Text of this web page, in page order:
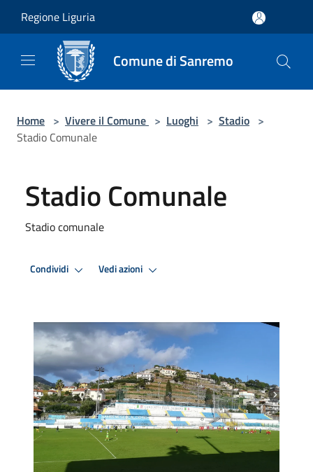
Regione Liguria
Comune di Sanremo
Home > Vivere il Comune > Luoghi > Stadio >
Stadio Comunale
Stadio Comunale
Stadio comunale
Condividi Vedi azioni